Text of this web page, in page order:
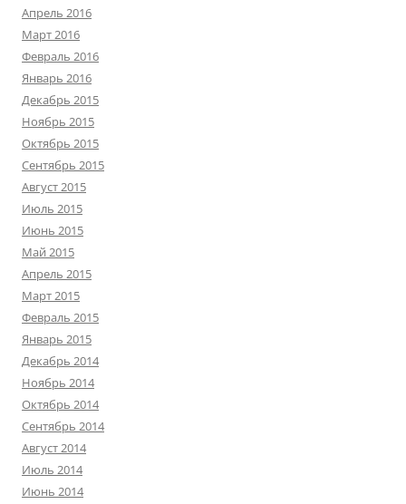
Апрель 2016
Март 2016
Февраль 2016
Январь 2016
Декабрь 2015
Ноябрь 2015
Октябрь 2015
Сентябрь 2015
Август 2015
Июль 2015
Июнь 2015
Май 2015
Апрель 2015
Март 2015
Февраль 2015
Январь 2015
Декабрь 2014
Ноябрь 2014
Октябрь 2014
Сентябрь 2014
Август 2014
Июль 2014
Июнь 2014